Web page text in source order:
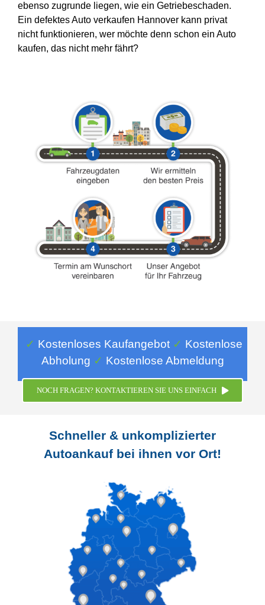
ebenso zugrunde liegen, wie ein Getriebeschaden.
Ein defektes Auto verkaufen Hannover kann privat
nicht funktionieren, wer möchte denn schon ein Auto
kaufen, das nicht mehr fährt?
✓ Kostenloses Kaufangebot ✓ Kostenlose
Abholung ✓ Kostenlose Abmeldung
NOCH FRAGEN? KONTAKTIEREN SIE UNS EINFACH
Schneller & unkomplizierter
Autoankauf bei ihnen vor Ort!